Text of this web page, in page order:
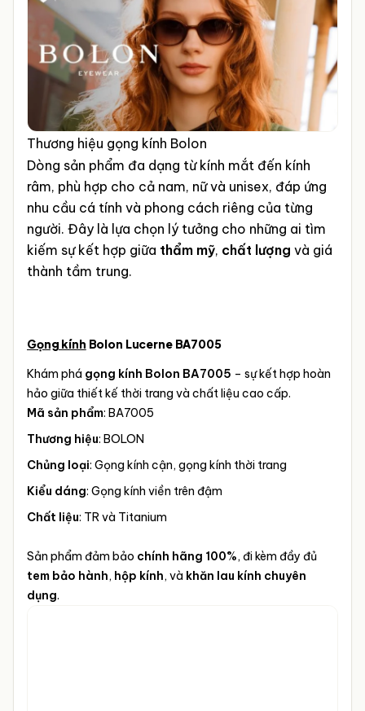
Thương hiệu gọng kính Bolon
Dòng sản phẩm đa dạng từ kính mắt đến kính
râm, phù hợp cho cả nam, nữ và unisex, đáp ứng
nhu cầu cá tính và phong cách riêng của từng
người. Đây là lựa chọn lý tưởng cho những ai tìm
kiếm sự kết hợp giữa thẩm mỹ, chất lượng và giá
thành tầm trung.
Gọng kính Bolon Lucerne BA7005
Khám phá gọng kính Bolon BA7005 – sự kết hợp hoàn
hảo giữa thiết kế thời trang và chất liệu cao cấp.
Mã sản phẩm: BA7005
Thương hiệu: BOLON
Chủng loại: Gọng kính cận, gọng kính thời trang
Kiểu dáng: Gọng kính viền trên đậm
Chất liệu: TR và Titanium
Sản phẩm đảm bảo chính hãng 100%, đi kèm đầy đủ
tem bảo hành, hộp kính, và khăn lau kính chuyên
dụng.